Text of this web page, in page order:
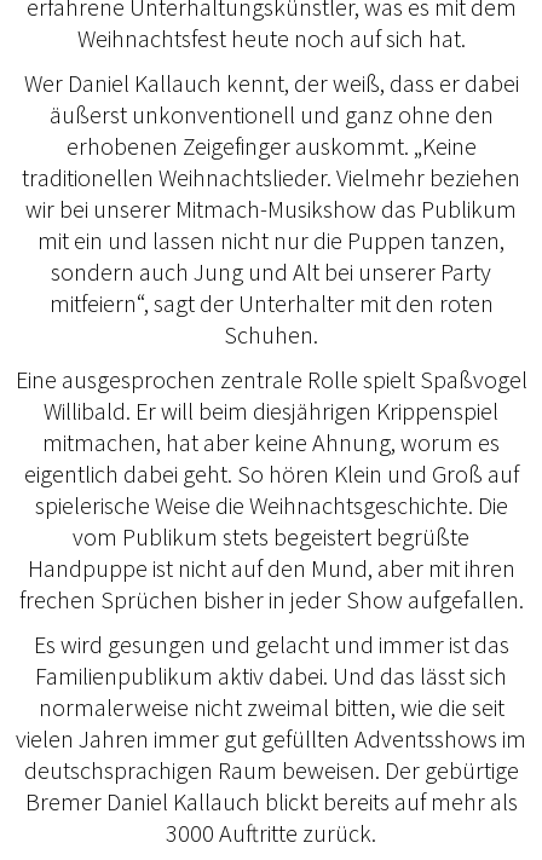
erfahrene Unterhaltungskünstler, was es mit dem
Weihnachtsfest heute noch auf sich hat.
Wer Daniel Kallauch kennt, der weiß, dass er dabei
äußerst unkonventionell und ganz ohne den
erhobenen Zeigefinger auskommt. „Keine
traditionellen Weihnachtslieder. Vielmehr beziehen
wir bei unserer Mitmach-Musikshow das Publikum
mit ein und lassen nicht nur die Puppen tanzen,
sondern auch Jung und Alt bei unserer Party
mitfeiern“, sagt der Unterhalter mit den roten
Schuhen.
Eine ausgesprochen zentrale Rolle spielt Spaßvogel
Willibald. Er will beim diesjährigen Krippenspiel
mitmachen, hat aber keine Ahnung, worum es
eigentlich dabei geht. So hören Klein und Groß auf
spielerische Weise die Weihnachtsgeschichte. Die
vom Publikum stets begeistert begrüßte
Handpuppe ist nicht auf den Mund, aber mit ihren
frechen Sprüchen bisher in jeder Show aufgefallen.
Es wird gesungen und gelacht und immer ist das
Familienpublikum aktiv dabei. Und das lässt sich
normalerweise nicht zweimal bitten, wie die seit
vielen Jahren immer gut gefüllten Adventsshows im
deutschsprachigen Raum beweisen. Der gebürtige
Bremer Daniel Kallauch blickt bereits auf mehr als
3000 Auftritte zurück.